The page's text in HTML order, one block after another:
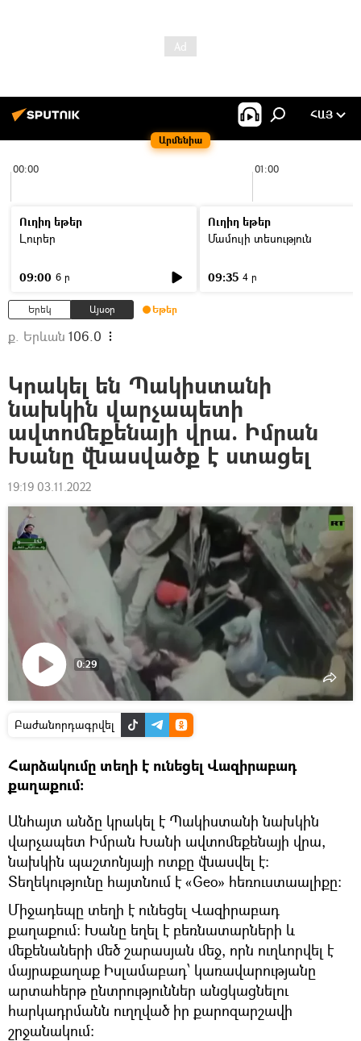
Արմենիա
ՀԱՅ
00:00 01:00
Ուղիղ եթեր
Լուրեր
09:00 6 ր
Ուղիղ եթեր
Մամուլի տեսություն
09:35 4 ր
Երեկ Այսօր Եթեր
ք. Երևան 106.0
Կրակել են Պակիստանի
նախկին վարչապետի
ավտոմեքենայի վրա. Իմրան
Խանը վնասվածք է ստացել
19:19 03.11.2022
Դիտել
0:29
Բաժանորդագրվել
Հարձակումը տեղի է ունեցել Վազիրաբադ
քաղաքում։
Անհայտ անձը կրակել է Պակիստանի նախկին
վարչապետ Իմրան Խանի ավտոմեքենայի վրա,
նախկին պաշտոնյայի ոտքը վնասվել է։
Տեղեկությունը հայտնում է «Geo» հեռուստաալիքը:
Միջադեպը տեղի է ունեցել Վազիրաբադ
քաղաքում։ Խանը եղել է բեռնատարների և
մեքենաների մեծ շարասյան մեջ, որն ուղևորվել է
մայրաքաղաք Իսլամաբադ՝ կառավարությանը
արտահերթ ընտրություններ անցկացնելու
հարկադրմանն ուղղված իր քարոզարշավի
շրջանակում: